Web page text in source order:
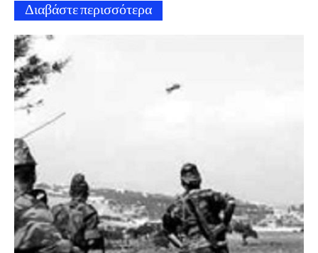
Διαβάστε περισσότερα